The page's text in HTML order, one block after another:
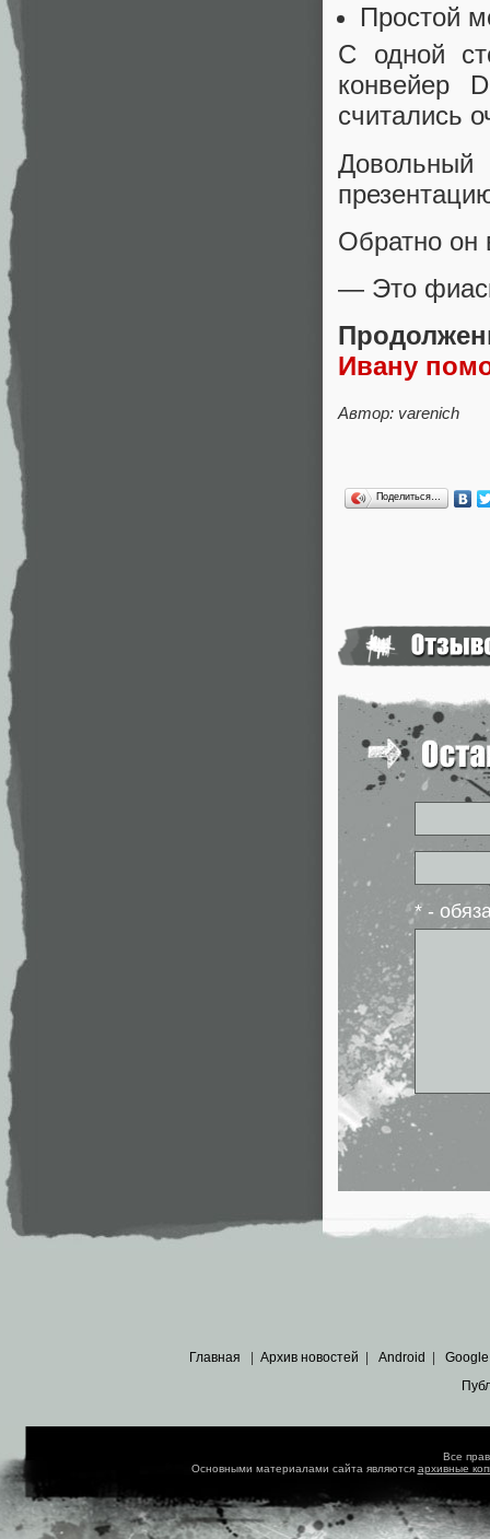
Простой
С одной
конвейер
считались
Обратно
— Это
Ивану
Автор: varenich
Поделиться…
* -
Главная Архив новостей Android Google
Все
Основными материалами сайта являются архивные